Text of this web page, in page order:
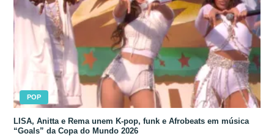
POP
LISA, Anitta e Rema unem K-pop, funk e Afrobeats em música
“Goals” da Copa do Mundo 2026